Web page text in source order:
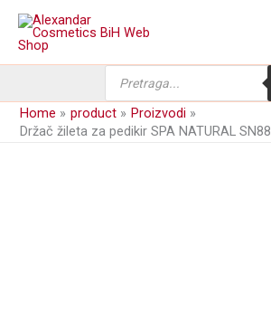
Skip
content
search
Home product
Proizvodi
Držač žileta za pedikir SPA NATURAL SN88